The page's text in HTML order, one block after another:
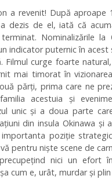
a revenit! După aproape
dezis de el, iată că
Nominalizările la
indicator puternic în acest
Filmul curge foarte
mai timorat în
părți, prima care ne
acestuia și
unic și a doua parte
din insula Okinawa și
poziție
pentru niște scene de
nici un efort
cum e, urât, murdar și